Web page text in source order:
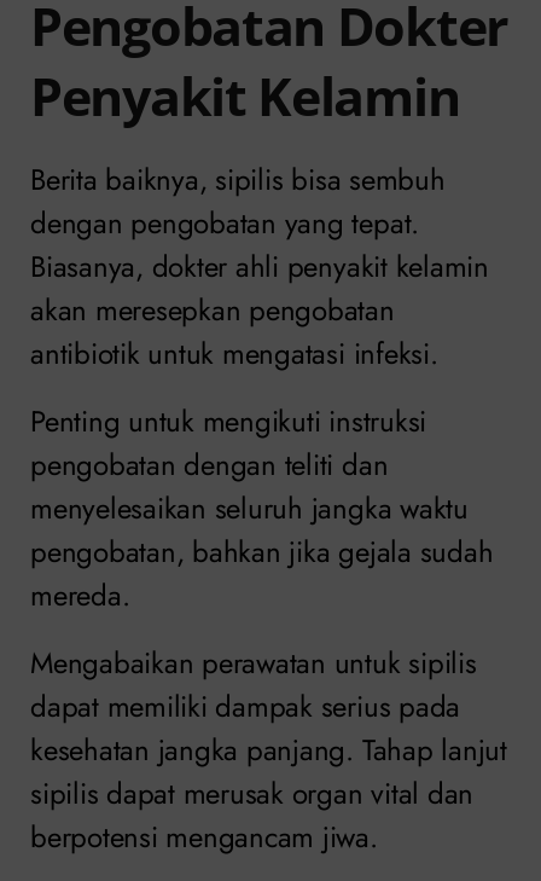
Pengobatan Dokter
Penyakit Kelamin
Berita baiknya, sipilis bisa sembuh
dengan pengobatan yang tepat.
Biasanya, dokter ahli penyakit kelamin
akan meresepkan pengobatan
antibiotik untuk mengatasi infeksi.
Penting untuk mengikuti instruksi
pengobatan dengan teliti dan
menyelesaikan seluruh jangka waktu
pengobatan, bahkan jika gejala sudah
mereda.
Mengabaikan perawatan untuk sipilis
dapat memiliki dampak serius pada
kesehatan jangka panjang. Tahap lanjut
sipilis dapat merusak organ vital dan
berpotensi mengancam jiwa.